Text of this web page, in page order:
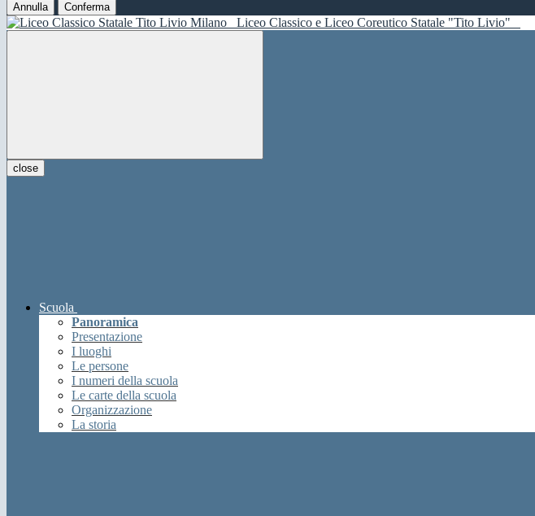
Annulla Conferma
Liceo Classico e Liceo Coreutico Statale "Tito Livio"
close
Scuola
Panoramica
Presentazione
I luoghi
Le persone
I numeri della scuola
Le carte della scuola
Organizzazione
La storia